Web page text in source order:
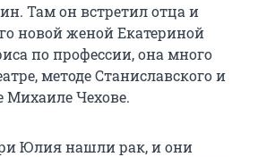
Там он встретил отца и
новой женой Екатериной
по профессии, она много
методе Станиславского и
Михаиле Чехове.
Юлия нашли рак, и они